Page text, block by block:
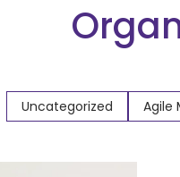
Uncategorized Agile